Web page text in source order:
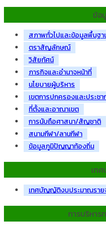
ข้อ
สภาพทั่วไปและข้อมูลพื้นฐา
ตราสัญลักษณ์
วิสัยทัศน์
ภารกิจและอำนาจหน้าที่
นโยบายผู้บริหาร
เขตการปกครองและประชา
ที่ตั้งและอาณาเขต
การนับถือศาสนา/สัญชาติ
สนามกีฬา/ลานกีฬา
ข้อมูลภูมิปัญญาท้องถิ่น
เท
เทศบัญญัติงบประมาณราย
การบริหา